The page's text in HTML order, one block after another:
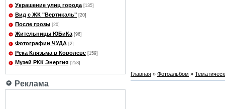
Украшение улиц города [135]
Вид с ЖК "Вертикаль" [20]
После грозы [20]
Жительницы ЮБиКа [96]
Фотографии ЧУДА [2]
Река Клязьма в Королёве [159]
Музей РКК Энергия [253]
Реклама
Главная » Фотоальбом »